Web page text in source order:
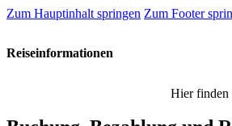
Zum Hauptinhalt springen Zum Footer
Reiseinformationen
Hier finden